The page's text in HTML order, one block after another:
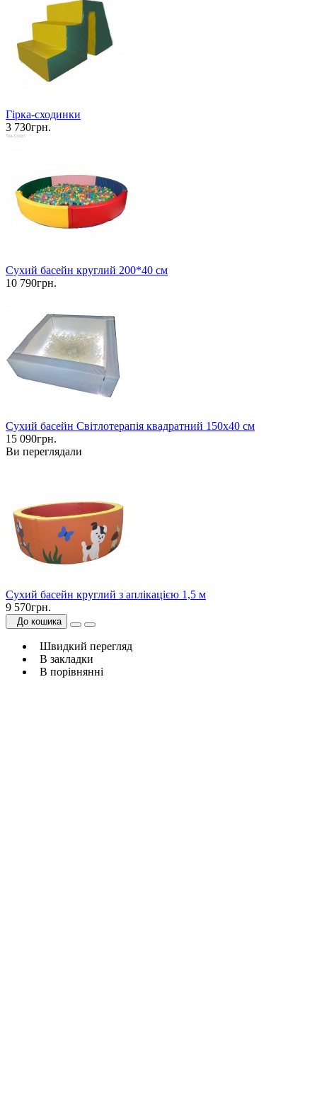
Гірка-сходинки
3 730грн.
Сухий басейн круглий 200*40 см
10 790грн.
Сухий басейн Світлотерапія квадратний 150х40 см
15 090грн.
Ви переглядали
Сухий басейн круглий з аплікацією 1,5 м
9 570грн.
До кошика
Швидкий перегляд
В закладки
В порівнянні